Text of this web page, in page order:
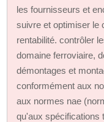
les fournisseurs et
suivre et optimiser le
rentabilité. contrôler
domaine ferroviaire,
démontages et
conformément aux
aux normes nae
qu'aux spécifications